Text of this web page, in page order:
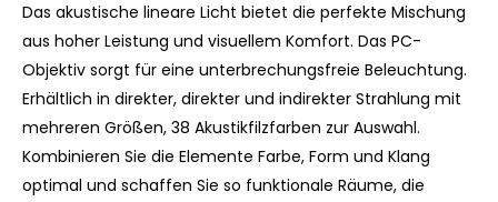
Das akustische lineare Licht bietet die perfekte Mischung
aus hoher Leistung und visuellem Komfort. Das PC-
Objektiv sorgt für eine unterbrechungsfreie Beleuchtung.
Erhältlich in direkter, direkter und indirekter Strahlung mit
mehreren Größen, 38 Akustikfilzfarben zur Auswahl.
Kombinieren Sie die Elemente Farbe, Form und Klang
optimal und schaffen Sie so funktionale Räume, die